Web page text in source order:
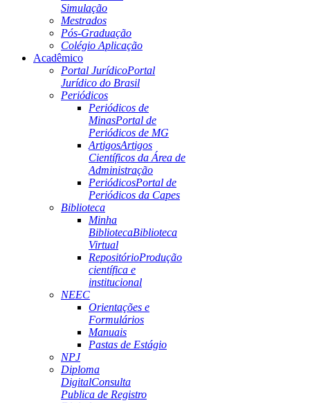
Simulação
Mestrados
Pós-Graduação
Colégio Aplicação
Acadêmico
Portal JurídicoPortal
Jurídico do Brasil
Periódicos
Periódicos de
MinasPortal de
Periódicos de MG
ArtigosArtigos
Científicos da Área de
Administração
PeriódicosPortal de
Periódicos da Capes
Biblioteca
Minha
BibliotecaBiblioteca
Virtual
RepositórioProdução
científica e
institucional
NEEC
Orientações e
Formulários
Manuais
Pastas de Estágio
NPJ
Diploma
DigitalConsulta
Publica de Registro